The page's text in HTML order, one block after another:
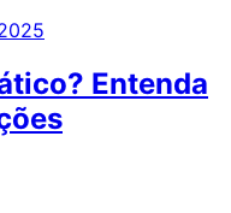
Entenda